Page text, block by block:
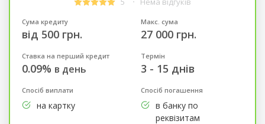
Сума кредиту
від 500 грн.
Макс. сума
27 000 грн.
Ставка на перший кредит
0.09% в день
Термін
3 - 15 днів
Спосіб виплати
на картку
Спосіб погашення
в банку по
реквізитам